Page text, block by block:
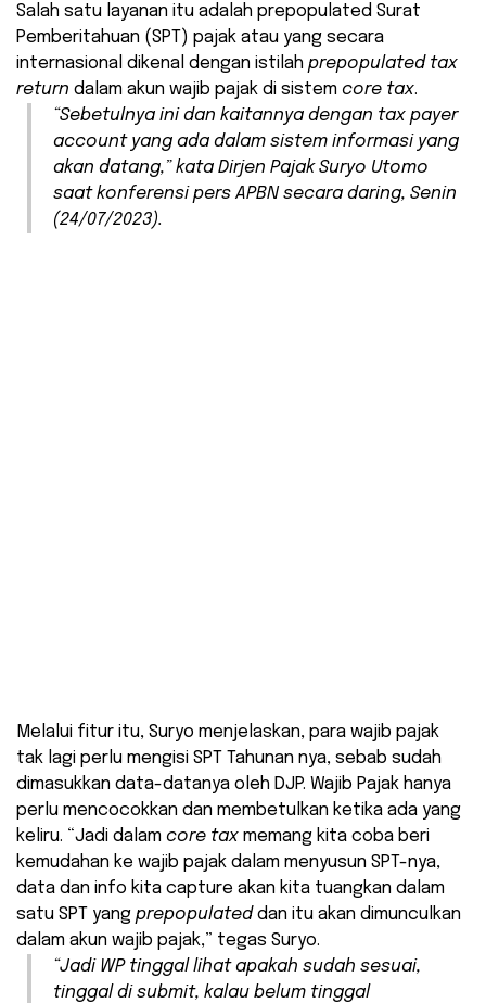
Salah satu layanan itu adalah prepopulated Surat
Pemberitahuan (SPT) pajak atau yang secara
internasional dikenal dengan istilah prepopulated tax
return dalam akun wajib pajak di sistem core tax.
“Sebetulnya ini dan kaitannya dengan tax payer
account yang ada dalam sistem informasi yang
akan datang,” kata Dirjen Pajak Suryo Utomo
saat konferensi pers APBN secara daring, Senin
(24/07/2023).
Melalui fitur itu, Suryo menjelaskan, para wajib pajak
tak lagi perlu mengisi SPT Tahunan nya, sebab sudah
dimasukkan data-datanya oleh DJP. Wajib Pajak hanya
perlu mencocokkan dan membetulkan ketika ada yang
keliru. “Jadi dalam core tax memang kita coba beri
kemudahan ke wajib pajak dalam menyusun SPT-nya,
data dan info kita capture akan kita tuangkan dalam
satu SPT yang prepopulateddan itu akan dimunculkan
dalam akun wajib pajak,” tegas Suryo.
“Jadi WP tinggal lihat apakah sudah sesuai,
tinggal di submit, kalau belum tinggal